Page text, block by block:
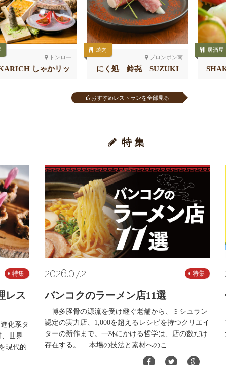
トンロー
しゃかリッ
チ トンロー
プロンポン南
焼肉
にく処 鈴㐂 SUZUKI
居酒屋
おすすめレストランを全部見る
特集
特集
レス
化系タ
世界
現代的
2026.07.2 特集
バンコクのラーメン店11選
博多豚骨の源流を受け継ぐ老舗から、ミシュラン
認定の実力店、1,000を超えるレシピを持つクリエイ
ターの新作まで。一杯にかける哲学は、店の数だけ
存在する。 本場の技法と素材へのこ